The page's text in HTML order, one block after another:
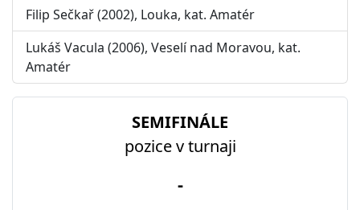
Filip Sečkař (2002), Louka, kat. Amatér
Lukáš Vacula (2006), Veselí nad Moravou, kat.
Amatér
SEMIFINÁLE
pozice v turnaji
-